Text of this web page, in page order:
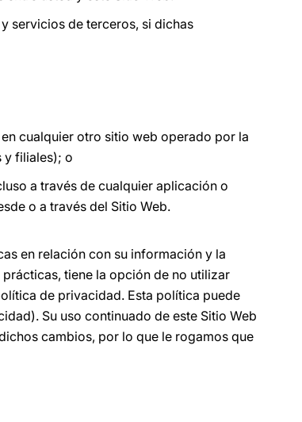
servicios de terceros, si dichas
cualquier otro sitio web operado por la
y filiales); o
a través de cualquier aplicación o
o a través del Sitio Web.
en relación con su información y la
tiene la opción de no utilizar
de privacidad. Esta política puede
Su uso continuado de este Sitio Web
cambios, por lo que le rogamos que